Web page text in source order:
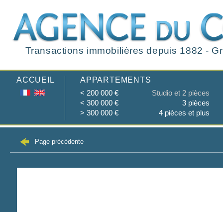
Transactions immobilières depuis 1882 -
ACCUEIL
APPARTEMENTS
< 200 000 €
< 300 000 €
> 300 000 €
Studio et 2 pièces
3 pièces
4 pièces et plus
Page précédente